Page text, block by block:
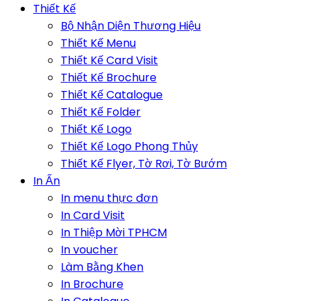
Thiết Kế
Bộ Nhận Diện Thương Hiệu
Thiết Kế Menu
Thiết Kế Card Visit
Thiết Kế Brochure
Thiết Kế Catalogue
Thiết Kế Folder
Thiết Kế Logo
Thiết Kế Logo Phong Thủy
Thiết Kế Flyer, Tờ Rơi, Tờ Bướm
In Ấn
In menu thực đơn
In Card Visit
In Thiệp Mời TPHCM
In voucher
Làm Bằng Khen
In Brochure